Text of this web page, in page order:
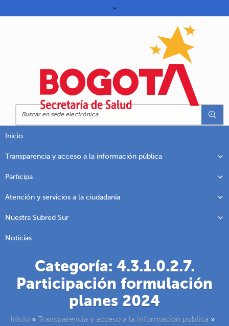
Inicio
Transparencia y acceso a la información pública
Participa
Atención y servicios a la ciudadanía
Nuestra Subred Sur
Noticias
Categoría: 4.3.1.0.2.7.
Participación formulación
planes 2024
Inicio » Transparencia y acceso a la información publica »